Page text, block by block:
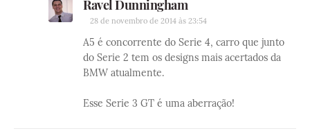
Ravel Dunningham
28 de novembro de 2014 às 23:54
A5 é concorrente do Serie 4, carro que junto
do Serie 2 tem os designs mais acertados da
BMW atualmente.
Esse Serie 3 GT é uma aberração!